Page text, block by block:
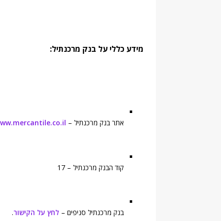
מידע כללי על בנק מרכנתיל:
אתר בנק מרכנתיל –
קוד הבנק מרכנתיל – 17
בנק מרכנתיל סניפים – לחץ על הקישור.